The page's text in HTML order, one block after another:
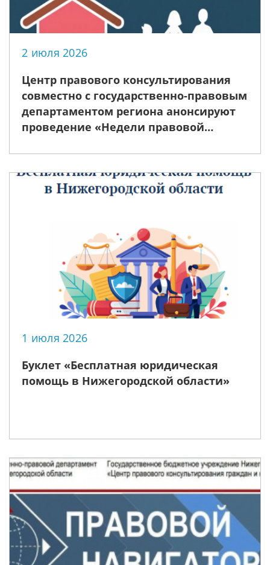
2 июля 2026
Центр правового консультирования
совместно с государственно-правовым
департаментом региона анонсируют
проведение «Недели правовой
семьи, любви и верности
1 июля 2026
Буклет «Бесплатная юридическая
помощь в Нижегородской области»